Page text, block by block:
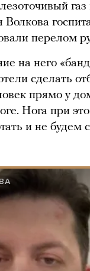
газ
перелом
на него
сделать
прямо у
Нога при
и не будем